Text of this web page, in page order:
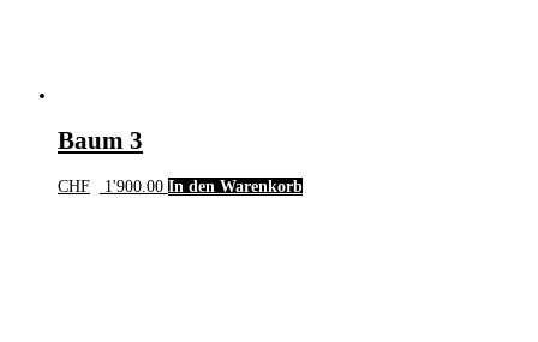
Baum 3
CHF 1'900.00 In den Warenkorb